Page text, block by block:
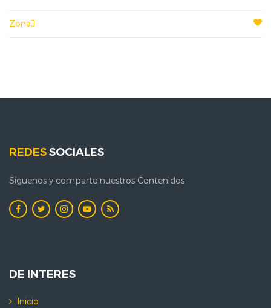
ZonaJ
REDESSOCIALES
Síguenos y comparte nuestros Contenidos
DE INTERES
Inicio